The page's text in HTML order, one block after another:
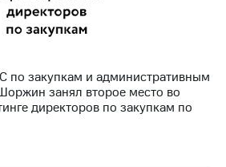
по закупкам и административным
занял второе место во
директоров по закупкам по